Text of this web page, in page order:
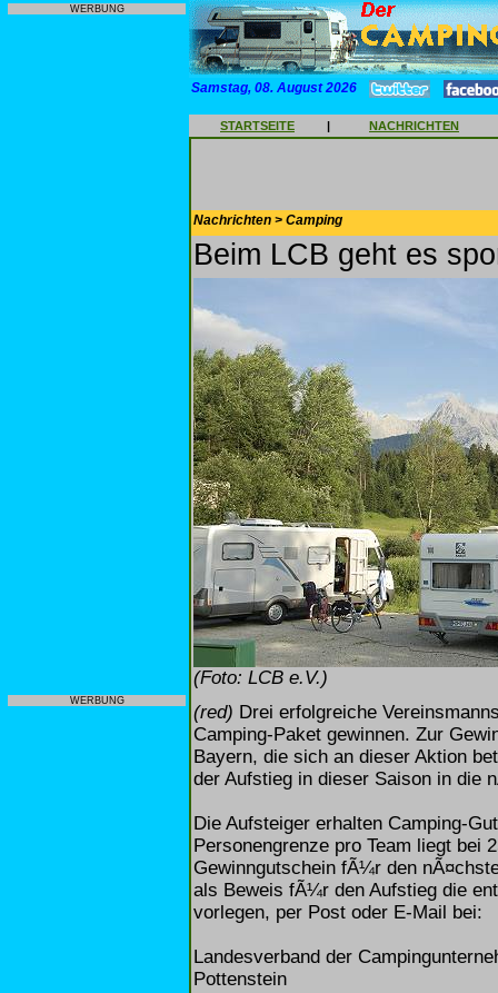
WERBUNG
WERBUNG
Samstag, 08. August 2026
STARTSEITE | NACHRICHTEN
Nachrichten > Camping
Beim LCB geht es
(Foto: LCB e.V.)
(red) Drei erfolgreiche
Camping-Paket gewinnen. Zur
Bayern, die sich an dieser Aktion
der Aufstieg in dieser Saison in die
Die Aufsteiger erhalten Camping-
Personengrenze pro Team liegt bei
Gewinngutschein fÃ¼r den
als Beweis fÃ¼r den Aufstieg die
vorlegen, per Post oder E-Mail bei:
Landesverband der
Pottenstein